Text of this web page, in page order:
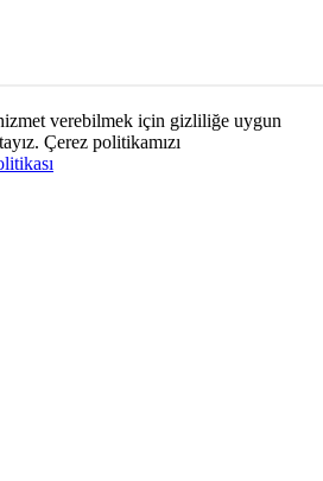
verebilmek için gizliliğe uygun
Çerez politikamızı